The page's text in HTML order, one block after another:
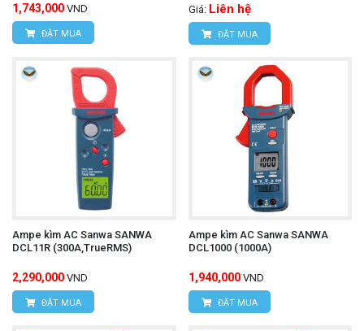
1,743,000 VND
ĐẶT MUA
Giá: Liên hệ
ĐẶT MUA
Ampe kìm AC Sanwa SANWA
DCL11R (300A,TrueRMS)
2,290,000 VND
ĐẶT MUA
Ampe kìm AC Sanwa SANWA
DCL1000 (1000A)
1,940,000 VND
ĐẶT MUA